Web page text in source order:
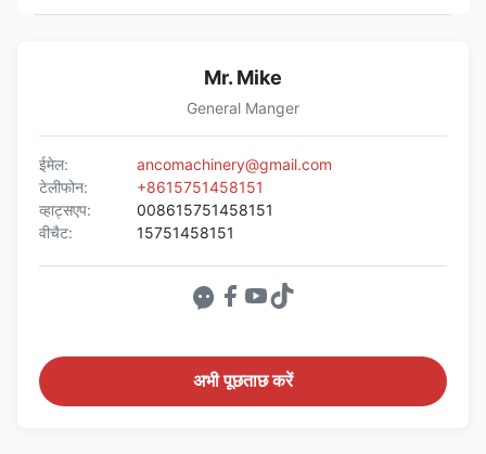
Mr. Mike
General Manger
ईमेल:
ancomachinery@gmail.com
टेलीफोन:
+8615751458151
व्हाट्सएप:
008615751458151
वीचैट:
15751458151
अभी पूछताछ करें